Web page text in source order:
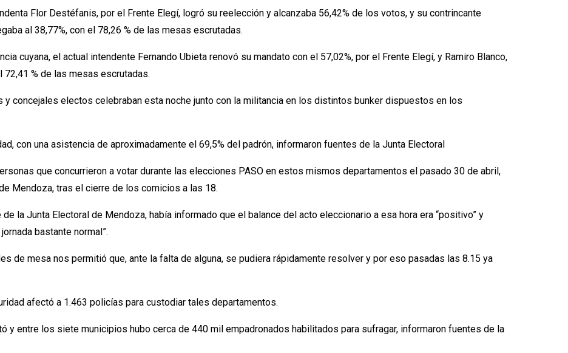
Flor Destéfanis, por el Frente Elegí, logró su reelección y alcanzaba 56,42% de los votos, y su contrincante
al 38,77%, con el 78,26 % de las mesas escrutadas.
cuyana, el actual intendente Fernando Ubieta renovó su mandato con el 57,02%, por el Frente Elegí, y Ramiro Blanco,
72,41 % de las mesas escrutadas.
concejales electos celebraban esta noche junto con la militancia en los distintos bunker dispuestos en los
con una asistencia de aproximadamente el 69,5% del padrón, informaron fuentes de la Junta Electoral
que concurrieron a votar durante las elecciones PASO en estos mismos departamentos el pasado 30 de abril,
Mendoza, tras el cierre de los comicios a las 18.
la Junta Electoral de Mendoza, había informado que el balance del acto eleccionario a esa hora era “positivo” y
bastante normal”.
de mesa nos permitió que, ante la falta de alguna, se pudiera rápidamente resolver y por eso pasadas las 8.15 ya
afectó a 1.463 policías para custodiar tales departamentos.
y entre los siete municipios hubo cerca de 440 mil empadronados habilitados para sufragar, informaron fuentes de la